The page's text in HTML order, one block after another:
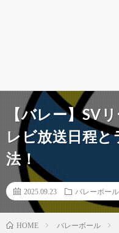
【バレー】SV
レビ放送日程と
法！
2025.09.23 バレーボール
HOME バレーボール